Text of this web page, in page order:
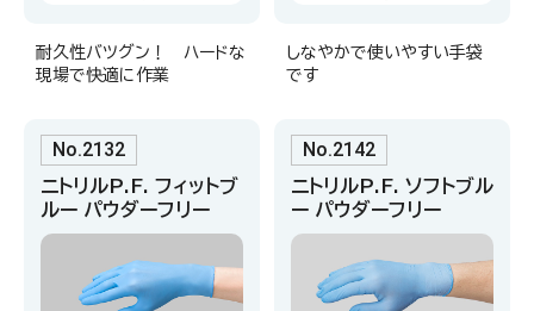
耐久性バツグン！ ハードな
現場で快適に作業
しなやかで使いやすい手袋
です
No.2132
ニトリルP.F. フィットブ
ルー パウダーフリー
No.2142
ニトリルP.F. ソフトブル
ー パウダーフリー